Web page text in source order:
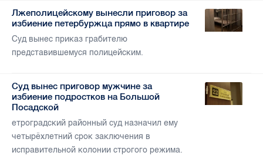
Лжеполицейскому вынесли приговор за
избиение петербуржца прямо в квартире
Суд вынес приказ грабителю
представившемуся полицейским.
Суд вынес приговор мужчине за
избиение подростков на Большой
Посадской
етроградский районный суд назначил ему
четырёхлетний срок заключения в
исправительной колонии строгого режима.